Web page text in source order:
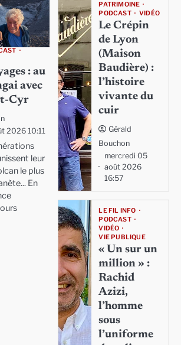
: au
avec
Cyr
2026 10:11
leur
le plus
En
PATRIMOINE
PODCAST
VIDÉO
Le Crépin
de Lyon
(Maison
Baudière) :
l’histoire
vivante du
cuir
Gérald
Bouchon
mercredi 05
août 2026
16:57
LE FIL INFO
PODCAST
VIDÉO
VIE PUBLIQUE
« Un sur un
million » :
Rachid
Azizi,
l’homme
sous
l’uniforme